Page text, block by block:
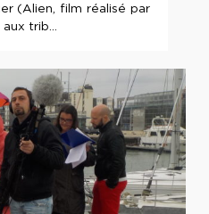
(Alien, film réalisé par
trib...